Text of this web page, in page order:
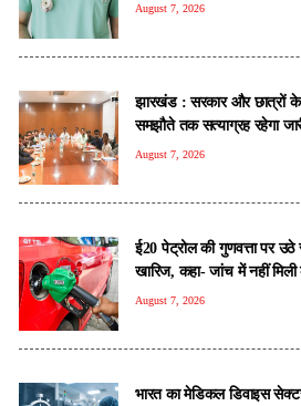
August 7, 2026
झारखंड : सरकार और छात्रों के
समझौते तक सत्याग्रह रहेगा
August 7, 2026
ई20 पेट्रोल की गुणवत्ता पर
खारिज, कहा- जांच में नहीं
August 7, 2026
भारत का मेडिकल डिवाइस